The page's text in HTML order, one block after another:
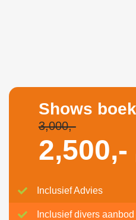
Shows
3,000,-
2,500,-
Inclusief Advies
Inclusief divers aanbod